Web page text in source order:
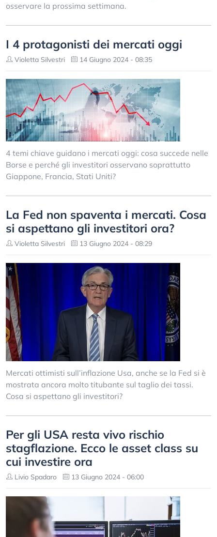
osservare la prossima settimana.
I 4 protagonisti dei mercati oggi
Violetta Silvestri 14 Giugno 2024 - 08:35
4 temi chiave guidano i mercati oggi: cosa succede nelle
Borse e perché gli investitori osservano soprattutto
Giappone, Francia, Stati Uniti?
La Fed non spaventa i mercati. Cosa
si aspettano gli investitori ora?
Violetta Silvestri 13 Giugno 2024 - 08:29
Mercati ottimisti sull’inflazione Usa, anche se la Fed si è
mostrata ancora molto titubante sul taglio dei tassi.
Cosa si aspettano gli investitori?
Per gli USA resta vivo rischio
stagflazione. Ecco le asset class su
cui investire ora
Livio Spadaro 13 Giugno 2024 - 06:00